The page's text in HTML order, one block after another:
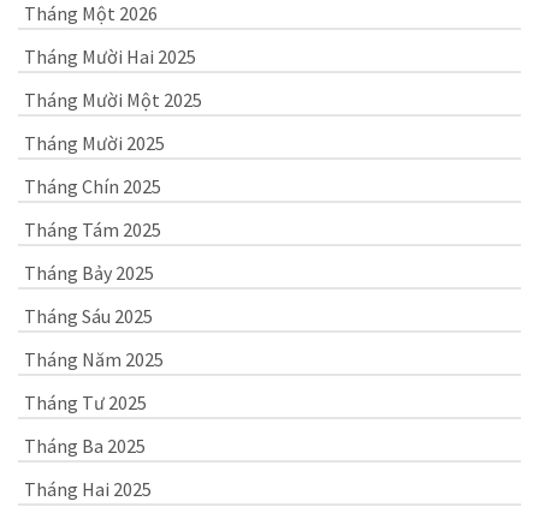
Tháng Một 2026
Tháng Mười Hai 2025
Tháng Mười Một 2025
Tháng Mười 2025
Tháng Chín 2025
Tháng Tám 2025
Tháng Bảy 2025
Tháng Sáu 2025
Tháng Năm 2025
Tháng Tư 2025
Tháng Ba 2025
Tháng Hai 2025